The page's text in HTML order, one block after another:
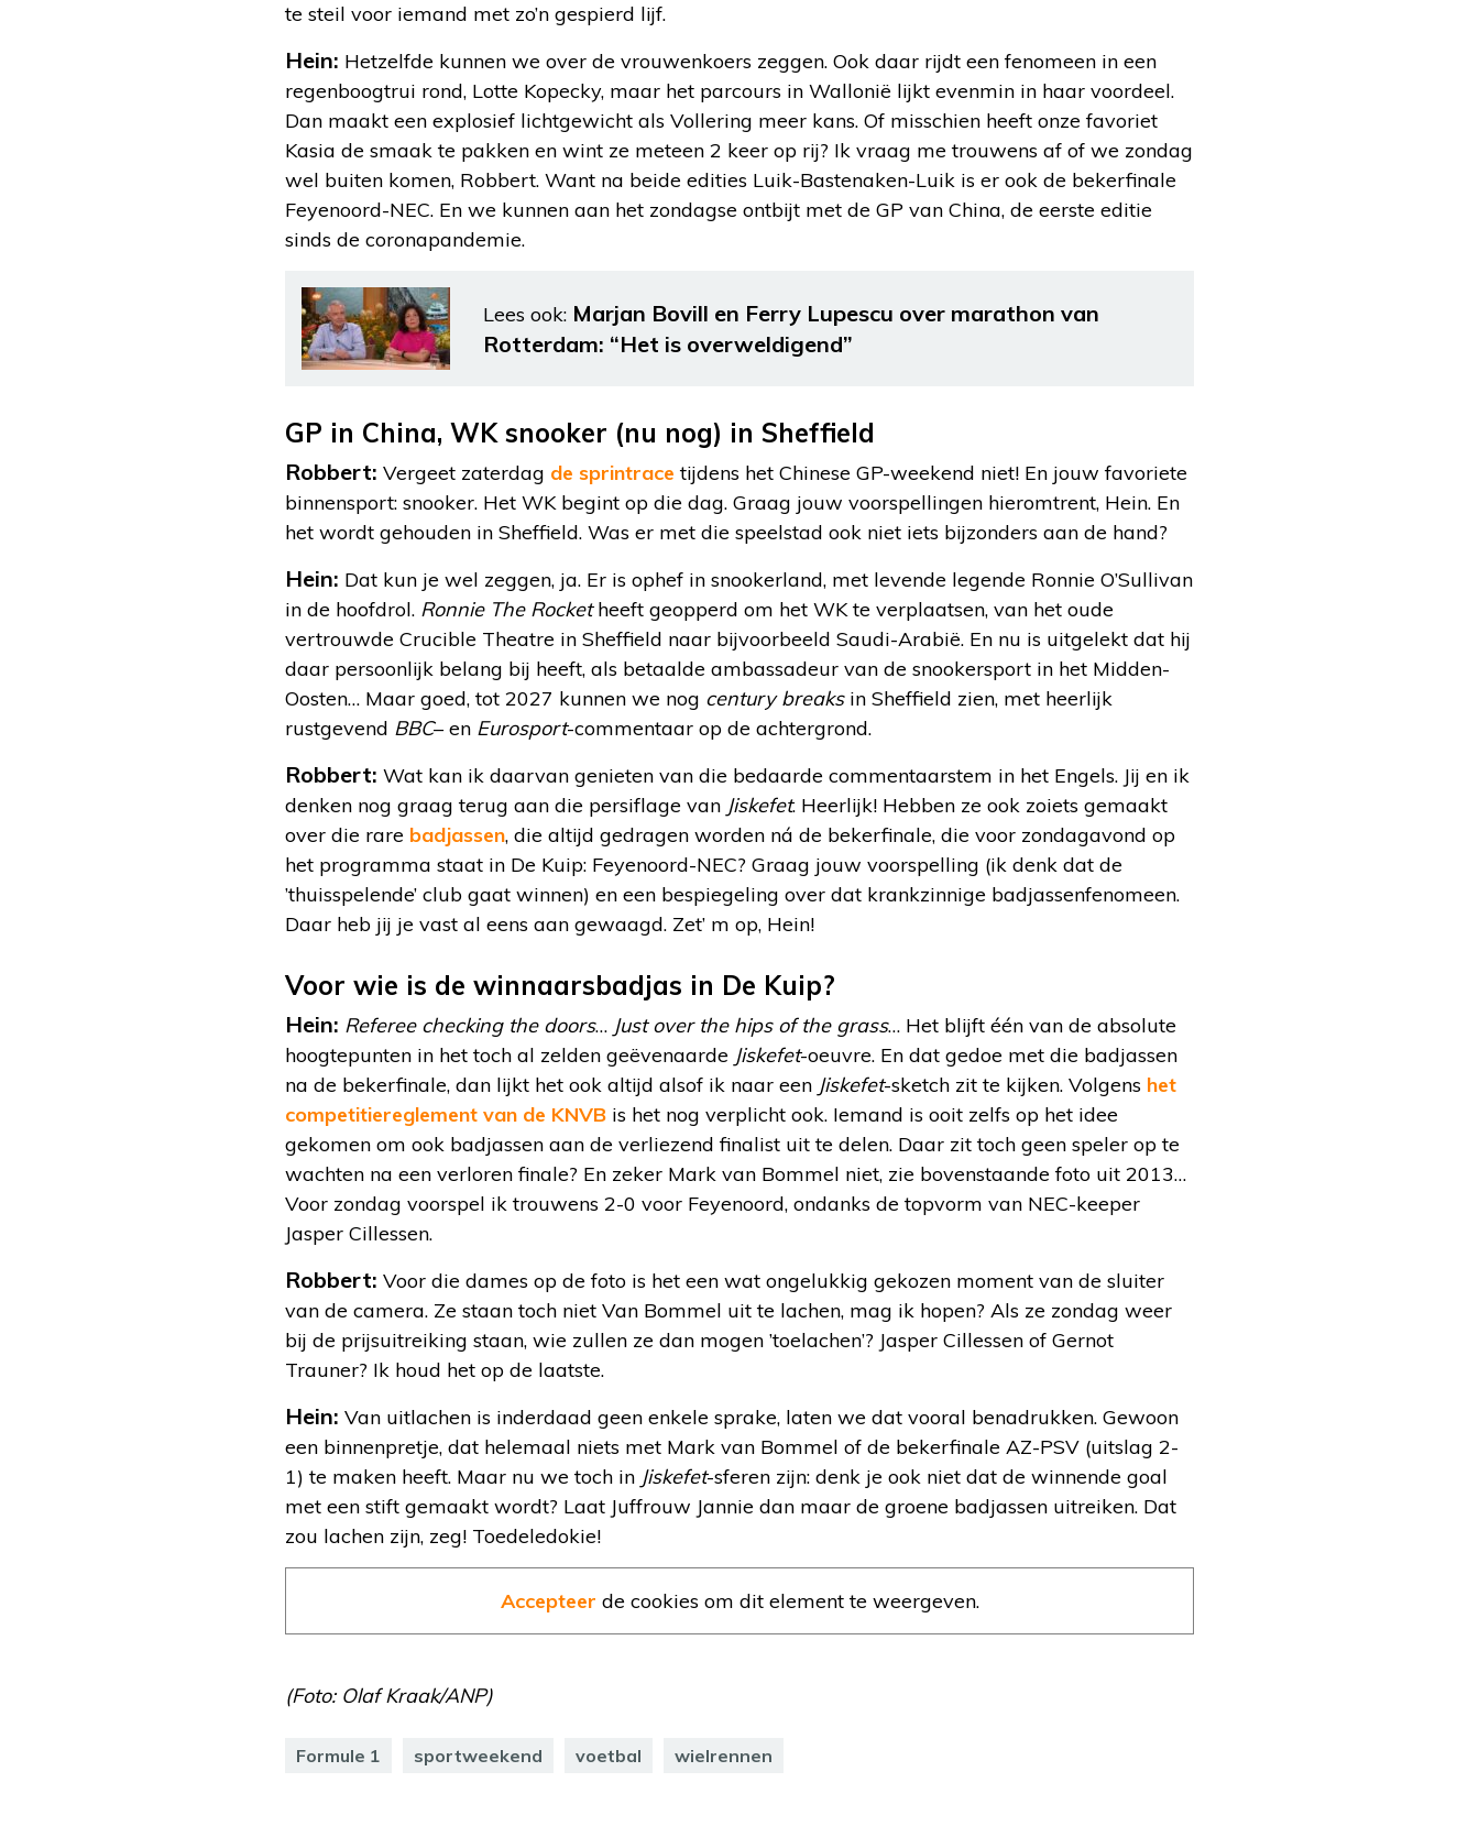
te steil voor iemand met zo’n gespierd lijf.
Hein: Hetzelfde kunnen we over de vrouwenkoers zeggen. Ook daar rijdt een fenomeen in een
regenboogtrui rond, Lotte Kopecky, maar het parcours in Wallonië lijkt evenmin in haar voordeel.
Dan maakt een explosief lichtgewicht als Vollering meer kans. Of misschien heeft onze favoriet
Kasia de smaak te pakken en wint ze meteen 2 keer op rij? Ik vraag me trouwens af of we zondag
wel buiten komen, Robbert. Want na beide edities Luik-Bastenaken-Luik is er ook de bekerfinale
Feyenoord-NEC. En we kunnen aan het zondagse ontbijt met de GP van China, de eerste editie
sinds de coronapandemie.
Lees ook: Marjan Bovill en Ferry Lupescu over marathon van
Rotterdam: “Het is overweldigend”
GP in China, WK snooker (nu nog) in Sheffield
Robbert: Vergeet zaterdag de sprintrace tijdens het Chinese GP-weekend niet! En jouw favoriete
binnensport: snooker. Het WK begint op die dag. Graag jouw voorspellingen hieromtrent, Hein. En
het wordt gehouden in Sheffield. Was er met die speelstad ook niet iets bijzonders aan de hand?
Hein: Dat kun je wel zeggen, ja. Er is ophef in snookerland, met levende legende Ronnie O’Sullivan
in de hoofdrol. Ronnie The Rocketheeft geopperd om het WK te verplaatsen, van het oude
vertrouwde Crucible Theatre in Sheffield naar bijvoorbeeld Saudi-Arabië. En nu is uitgelekt dat hij
daar persoonlijk belang bij heeft, als betaalde ambassadeur van de snookersport in het Midden-
Oosten… Maar goed, tot 2027 kunnen we nog century breaksin Sheffield zien, met heerlijk
rustgevend BBC– en Eurosport-commentaar op de achtergrond.
Robbert: Wat kan ik daarvan genieten van die bedaarde commentaarstem in het Engels. Jij en ik
denken nog graag terug aan die persiflage van Jiskefet. Heerlijk! Hebben ze ook zoiets gemaakt
over die rare badjassen, die altijd gedragen worden ná de bekerfinale, die voor zondagavond op
het programma staat in De Kuip: Feyenoord-NEC? Graag jouw voorspelling (ik denk dat de
’thuisspelende’ club gaat winnen) en een bespiegeling over dat krankzinnige badjassenfenomeen.
Daar heb jij je vast al eens aan gewaagd. Zet’ m op, Hein!
Voor wie is de winnaarsbadjas in De Kuip?
Hein: Referee checking the doors… Just over the hips of the grass… Het blijft één van de absolute
hoogtepunten in het toch al zelden geëvenaarde Jiskefet-oeuvre. En dat gedoe met die badjassen
na de bekerfinale, dan lijkt het ook altijd alsof ik naar een Jiskefet-sketch zit te kijken. Volgens het
competitiereglement van de KNVB is het nog verplicht ook. Iemand is ooit zelfs op het idee
gekomen om ook badjassen aan de verliezend finalist uit te delen. Daar zit toch geen speler op te
wachten na een verloren finale? En zeker Mark van Bommel niet, zie bovenstaande foto uit 2013…
Voor zondag voorspel ik trouwens 2-0 voor Feyenoord, ondanks de topvorm van NEC-keeper
Jasper Cillessen.
Robbert: Voor die dames op de foto is het een wat ongelukkig gekozen moment van de sluiter
van de camera. Ze staan toch niet Van Bommel uit te lachen, mag ik hopen? Als ze zondag weer
bij de prijsuitreiking staan, wie zullen ze dan mogen ’toelachen’? Jasper Cillessen of Gernot
Trauner? Ik houd het op de laatste.
Hein: Van uitlachen is inderdaad geen enkele sprake, laten we dat vooral benadrukken. Gewoon
een binnenpretje, dat helemaal niets met Mark van Bommel of de bekerfinale AZ-PSV (uitslag 2-
1) te maken heeft. Maar nu we toch in Jiskefet-sferen zijn: denk je ook niet dat de winnende goal
met een stift gemaakt wordt? Laat Juffrouw Jannie dan maar de groene badjassen uitreiken. Dat
zou lachen zijn, zeg! Toedeledokie!
Accepteer de cookies om dit element te weergeven.
(Foto: Olaf Kraak/ANP)
Formule 1 sportweekend voetbal wielrennen